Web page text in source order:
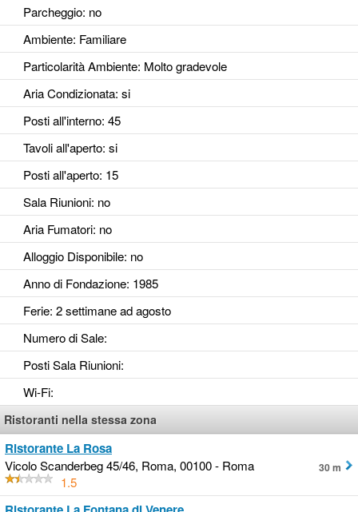
Parcheggio: no
Ambiente: Familiare
Particolarità Ambiente: Molto gradevole
Aria Condizionata: si
Posti all'interno: 45
Tavoli all'aperto: si
Posti all'aperto: 15
Sala Riunioni: no
Aria Fumatori: no
Alloggio Disponibile: no
Anno di Fondazione: 1985
Ferie: 2 settimane ad agosto
Numero di Sale:
Posti Sala Riunioni:
Wi-Fi:
Ristoranti nella stessa zona
Ristorante La Rosa
Vicolo Scanderbeg 45/46, Roma, 00100 - Roma
1.5
30 m